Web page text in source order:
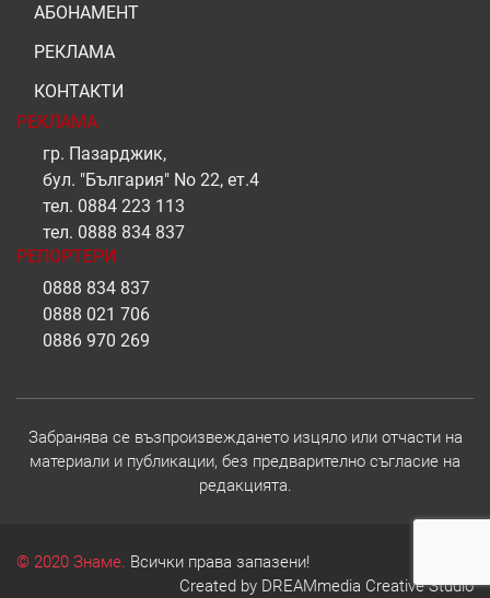
АБОНАМЕНТ
РЕКЛАМА
КОНТАКТИ
РЕКЛАМА
гр. Пазарджик,
бул. "България" No 22, ет.4
тел. 0884 223 113
тел. 0888 834 837
РЕПОРТЕРИ
0888 834 837
0888 021 706
0886 970 269
Забранява се възпроизвеждането изцяло или отчасти на
материали и публикации, без предварително съгласие на
редакцията.
© 2020 Знаме. Всички права запазени!
Created by DREAMmedia Creative Studio